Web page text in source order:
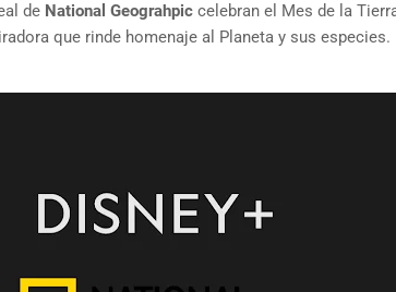
de National Geograhpiccelebran el Mes de la
que rinde homenaje al Planeta y sus especies.